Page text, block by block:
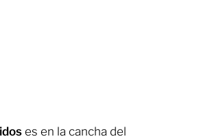
es en la cancha del